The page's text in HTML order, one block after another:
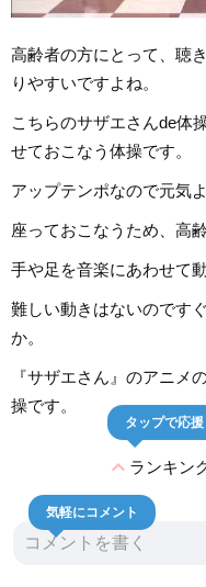
高齢者の方にとって、聴
りやすいですよね。
こちらのサザエさんde体
せておこなう体操です。
アップテンポなので元気
座っておこなうため、高
手や足を音楽にあわせて
難しい動きはないのです
か。
『サザエさん』のアニメ
操です。
expand_lessランキン
タップで応援
気軽にコメント